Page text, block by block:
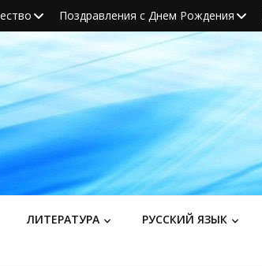
Поздравления с Днем Рождения
ЛИТЕРАТУРА РУССКИЙ ЯЗЫК